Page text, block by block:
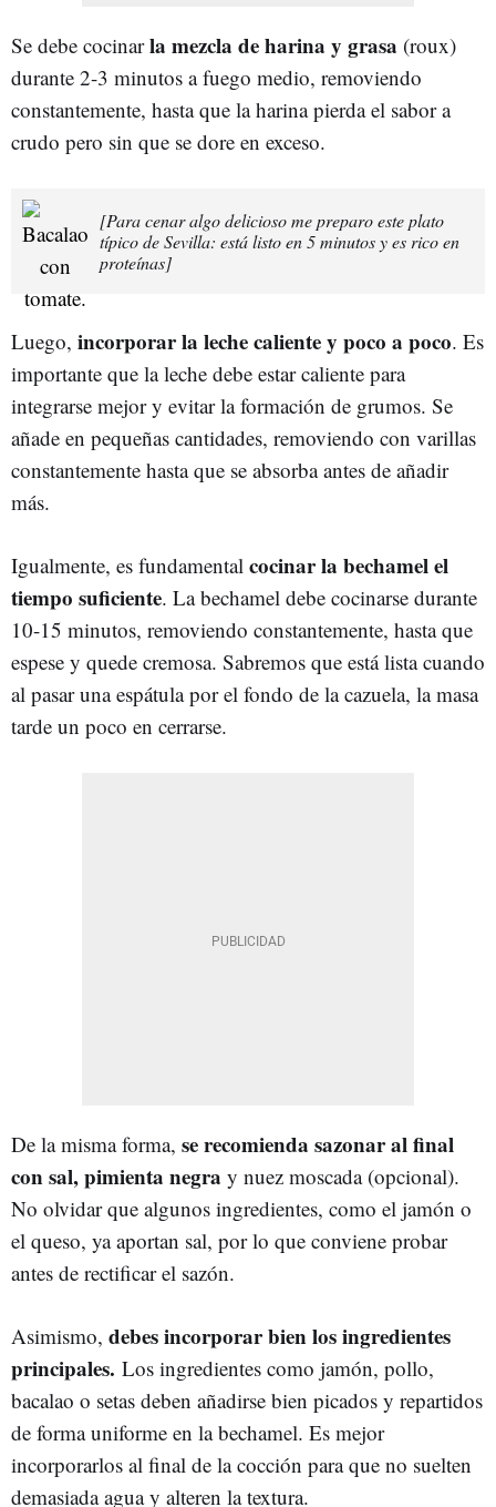
Se debe cocinarla mezcla de harina y grasa (roux)
durante 2-3 minutos a fuego medio, removiendo
constantemente, hasta que la harina pierda el sabor a
crudo pero sin que se dore en exceso.
[Para cenar algo delicioso me preparo este plato
típico de Sevilla: está listo en 5 minutos y es rico en
proteínas]
Luego, incorporar la leche caliente y poco a poco. Es
importante que la leche debe estar caliente para
integrarse mejor y evitar la formación de grumos. Se
añade en pequeñas cantidades, removiendo con varillas
constantemente hasta que se absorba antes de añadir
más.
Igualmente, es fundamental cocinar la bechamel el
tiempo suficiente. La bechamel debe cocinarse durante
10-15 minutos, removiendo constantemente, hasta que
espese y quede cremosa. Sabremos que está lista cuando
al pasar una espátula por el fondo de la cazuela, la masa
tarde un poco en cerrarse.
De la misma forma, se recomienda sazonar al final
con sal, pimienta negra y nuez moscada (opcional).
No olvidar que algunos ingredientes, como el jamón o
el queso, ya aportan sal, por lo que conviene probar
antes de rectificar el sazón.
Asimismo, debes incorporar bien los ingredientes
principales. Los ingredientes como jamón, pollo,
bacalao o setas deben añadirse bien picados y repartidos
de forma uniforme en la bechamel. Es mejor
incorporarlos al final de la cocción para que no suelten
demasiada agua y alteren la textura.